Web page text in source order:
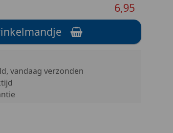
6,95
vandaag verzonden